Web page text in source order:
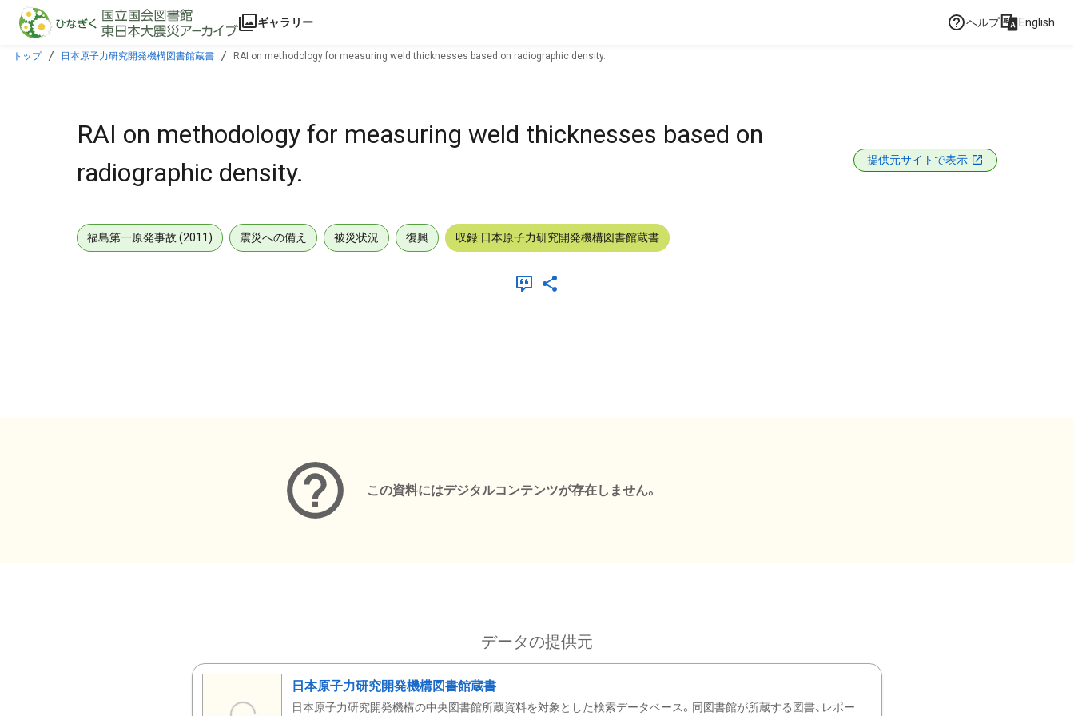
本文に飛ぶ
ギャラリー ヘルプ English
トップ 日本原子力研究開発機構図書館蔵書 RAI on methodology for measuring weld thicknesses based on radiographic density.
RAI on methodology for measuring weld thicknesses based on
radiographic density.
提供元サイトで表示
福島第一原発事故 (2011) 震災への備え 被災状況 復興 収録:日本原子力研究開発機構図書館蔵書
この資料にはデジタルコンテンツが存在しません。
データの提供元
日本原子力研究開発機構図書館蔵書
日本原子力研究開発機構の中央図書館所蔵資料を対象とした検索データベース。同図書館が所蔵する図書、レポー